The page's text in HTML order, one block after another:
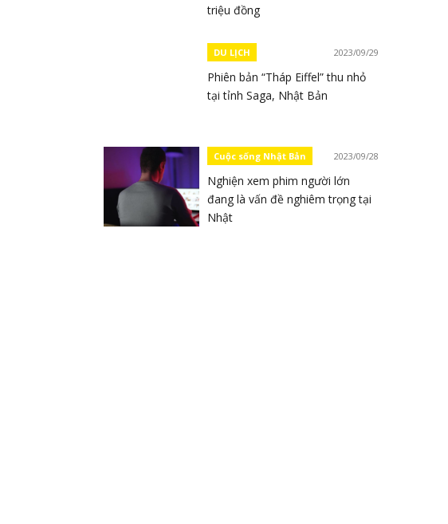
triệu đồng
DU LỊCH 2023/09/29
Phiên bản “Tháp Eiffel” thu nhỏ
tại tỉnh Saga, Nhật Bản
Cuộc sống Nhật Bản 2023/09/28
Nghiện xem phim người lớn
đang là vấn đề nghiêm trọng tại
Nhật